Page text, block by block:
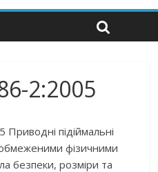
2:2005
підіймальні
фізичними
безпеки, розміри та